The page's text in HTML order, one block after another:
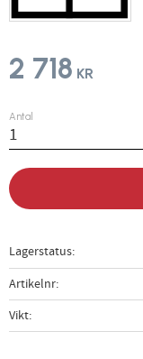
2 718 KR
Antal
Lagerstatus
Artikelnr
Vikt